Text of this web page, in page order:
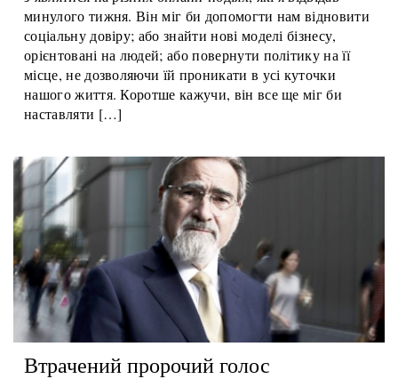
На мій подив, ім’я цього чоловіка продовжувало
з’являтися на різних онлайн-подіях, які я відвідав
минулого тижня. Він міг би допомогти нам відновити
соціальну довіру; або знайти нові моделі бізнесу,
орієнтовані на людей; або повернути політику на її
місце, не дозволяючи їй проникати в усі куточки
нашого життя. Коротше кажучи, він все ще міг би